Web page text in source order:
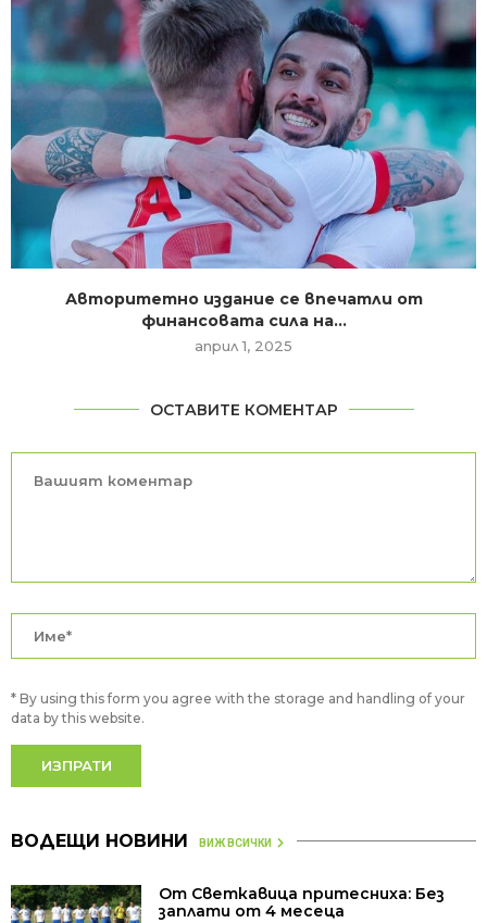
Авторитетно издание се впечатли от
финансовата сила на...
април 1, 2025
ОСТАВИТЕ КОМЕНТАР
* By using this form you agree with the storage and handling of your
data by this website.
ВОДЕЩИ НОВИНИ ВИЖ ВСИЧКИ
От Светкавица притесниха: Без
заплати от 4 месеца